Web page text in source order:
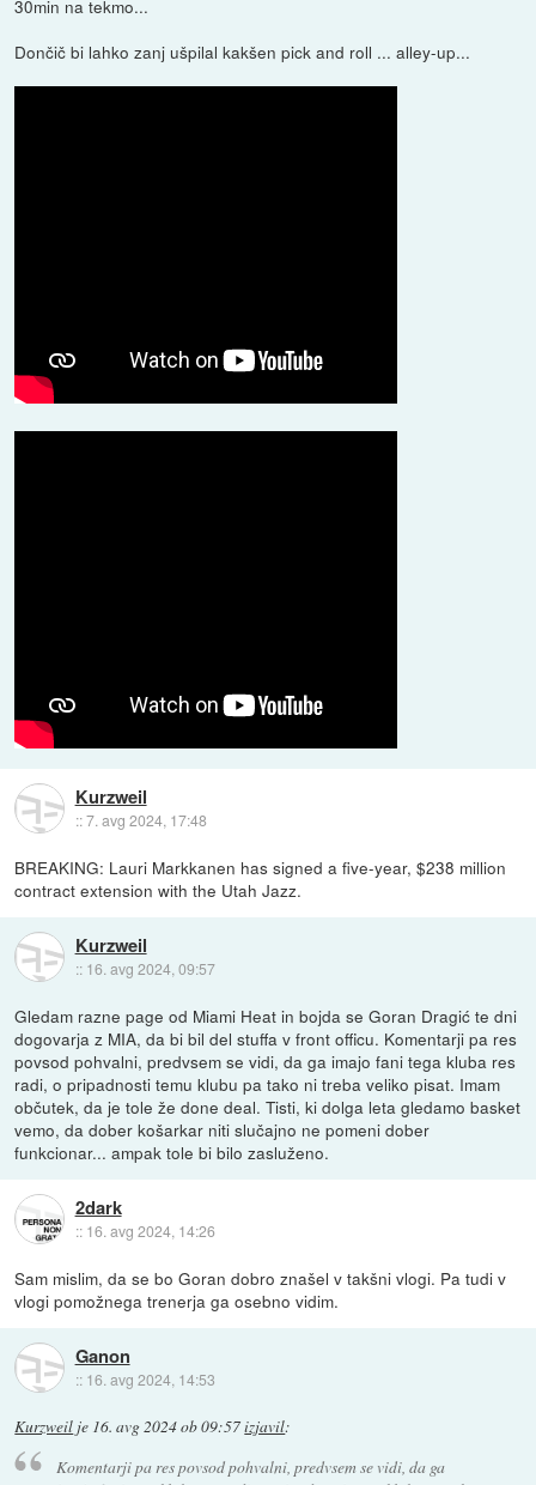
30min na tekmo...
Dončič bi lahko zanj ušpilal kakšen pick and roll ... alley-up...
Kurzweil
::7. avg 2024, 17:48
BREAKING: Lauri Markkanen has signed a five-year, $238 million
contract extension with the Utah Jazz.
Kurzweil
:: 16. avg 2024, 09:57
Gledam razne page od Miami Heat in bojda se Goran Dragić te dni
dogovarja z MIA, da bi bil del stuffa v front officu. Komentarji pa res
povsod pohvalni, predvsem se vidi, da ga imajo fani tega kluba res
radi, o pripadnosti temu klubu pa tako ni treba veliko pisat. Imam
občutek, da je tole že done deal. Tisti, ki dolga leta gledamo basket
vemo, da dober košarkar niti slučajno ne pomeni dober
funkcionar... ampak tole bi bilo zasluženo.
2dark
:: 16. avg 2024, 14:26
Sam mislim, da se bo Goran dobro znašel v takšni vlogi. Pa tudi v
vlogi pomožnega trenerja ga osebno vidim.
Ganon
:: 16. avg 2024, 14:53
Kurzweil je 16. avg 2024 ob 09:57izjavil:
Komentarji pa res povsod pohvalni, predvsem se vidi, da ga